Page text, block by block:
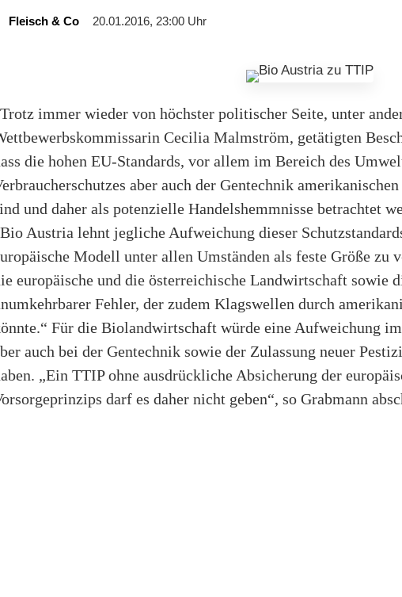
Fleisch & Co 20.01.2016, 23:00 Uhr
immer wieder von höchster politischer Seite, unter
Cecilia Malmström, getätigten
die hohen EU-Standards, vor allem im Bereich des
aber auch der Gentechnik
und daher als potenzielle Handelshemmnisse betrachtet
Austria lehnt jegliche Aufweichung dieser
Modell unter allen Umständen als feste Größe zu
europäische und die österreichische Landwirtschaft sowie
Fehler, der zudem Klagswellen durch
Für die Biolandwirtschaft würde eine Aufweichung
auch bei der Gentechnik sowie der Zulassung neuer
„Ein TTIP ohne ausdrückliche Absicherung der
darf es daher nicht geben“, so Grabmann